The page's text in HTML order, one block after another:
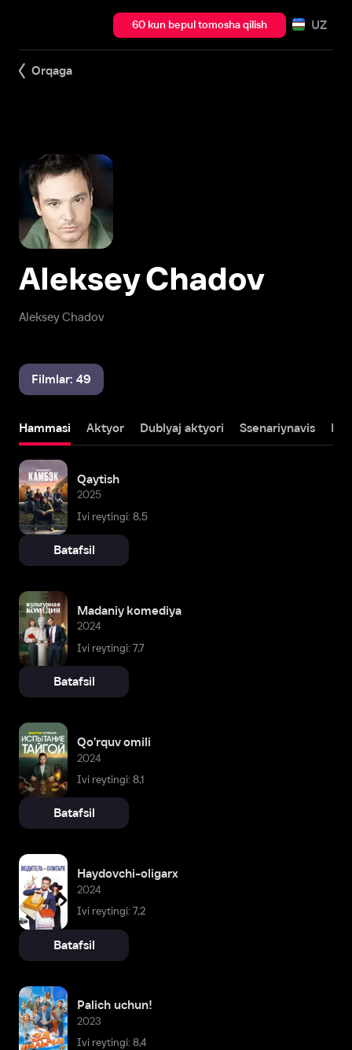
60 kun bepul tomosha qilish UZ
Orqaga
Aleksey Chadov
Aleksey Chadov
Filmlar: 49
Hammasi Aktyor Dublyaj aktyori Ssenariynavis
Qaytish
2025
Ivi reytingi: 8,5
Batafsil
Madaniy komediya
2024
Ivi reytingi: 7,7
Batafsil
Qo'rquv omili
2024
Ivi reytingi: 8,1
Batafsil
Haydovchi-oligarx
2024
Ivi reytingi: 7,2
Batafsil
Palich uchun!
2023
Ivi reytingi: 8,4